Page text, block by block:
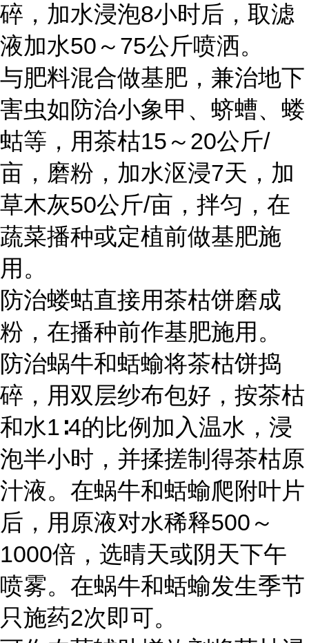
碎，加水浸泡8小时后，取滤
液加水50～75公斤喷洒。
与肥料混合做基肥，兼治地下
害虫如防治小象甲、蛴螬、蝼
蛄等，用茶枯15～20公斤/
亩，磨粉，加水沤浸7天，加
草木灰50公斤/亩，拌匀，在
蔬菜播种或定植前做基肥施
用。
防治蝼蛄直接用茶枯饼磨成
粉，在播种前作基肥施用。
防治蜗牛和蛞蝓将茶枯饼捣
碎，用双层纱布包好，按茶枯
和水1∶4的比例加入温水，浸
泡半小时，并揉搓制得茶枯原
汁液。在蜗牛和蛞蝓爬附叶片
后，用原液对水稀释500～
1000倍，选晴天或阴天下午
喷雾。在蜗牛和蛞蝓发生季节
只施药2次即可。